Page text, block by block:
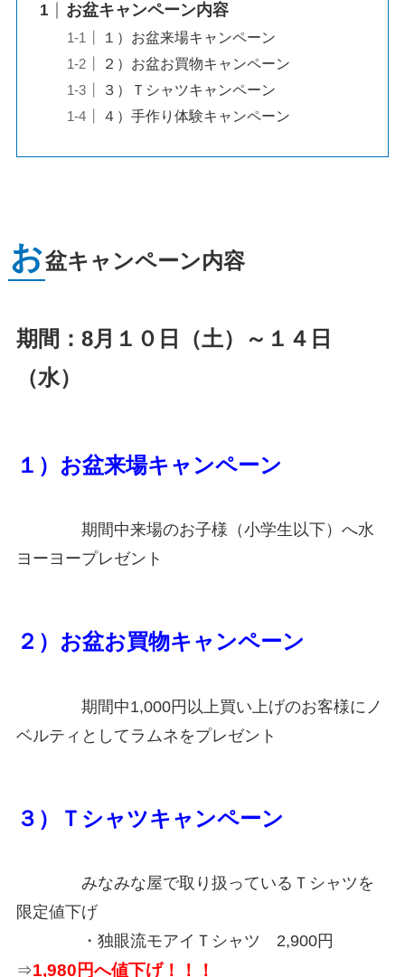
お盆キャンペーン内容
１）お盆来場キャンペーン
２）お盆お買物キャンペーン
３）Ｔシャツキャンペーン
４）手作り体験キャンペーン
お盆キャンペーン内容
期間：8月１０日（土）～１４日
（水）
１）お盆来場キャンペーン
期間中来場のお子様（小学生以下）へ水
ヨーヨープレゼント
２）お盆お買物キャンペーン
期間中1,000円以上買い上げのお客様にノ
ベルティとしてラムネをプレゼント
３）Ｔシャツキャンペーン
みなみな屋で取り扱っているＴシャツを
限定値下げ
・独眼流モアイＴシャツ 2,900円
⇒1,980円へ値下げ！！！